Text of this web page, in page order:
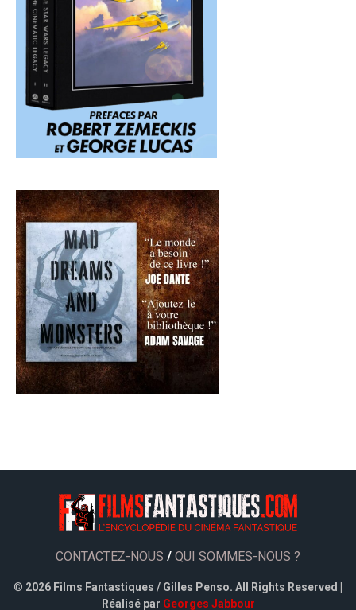
CONTACTEZ-NOUS / QUI SOMMES-NOUS ?
© 2026 Films Fantastiques / Gilles Penso. All Rights Reserved |
Réalisé par Georges Jabbour